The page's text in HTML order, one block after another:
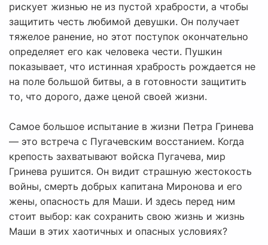
рискует жизнью не из пустой храбрости, а чтобы
защитить честь любимой девушки. Он получает
тяжелое ранение, но этот поступок окончательно
определяет его как человека чести. Пушкин
показывает, что истинная храбрость рождается не
на поле большой битвы, а в готовности защитить
то, что дорого, даже ценой своей жизни.
Самое большое испытание в жизни Петра Гринева
— это встреча с Пугачевским восстанием. Когда
крепость захватывают войска Пугачева, мир
Гринева рушится. Он видит страшную жестокость
войны, смерть добрых капитана Миронова и его
жены, опасность для Маши. И здесь перед ним
стоит выбор: как сохранить свою жизнь и жизнь
Маши в этих хаотичных и опасных условиях?